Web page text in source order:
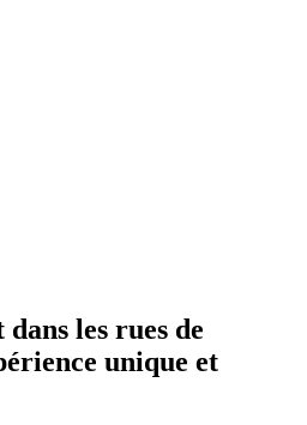
les rues de
unique et